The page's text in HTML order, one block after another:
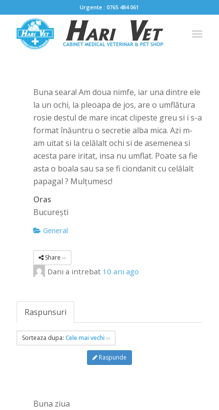
Urgente : 0765 484 061
Buna seara! Am doua nimfe, iar una dintre ele
la un ochi, la pleoapa de jos, are o umflătura
rosie destul de mare incat clipeste greu si i s-a
format înăuntru o secretie alba mica. Azi m-
am uitat si la celălalt ochi si de asemenea si
acesta pare iritat, insa nu umflat. Poate sa fie
asta o boala sau sa se fi ciondanit cu celălalt
papagal ? Mulțumesc!
Oras
București
General
Share
Dani a intrebat 10 ani ago
Raspunsuri
Sorteaza dupa: Cele mai vechi
Raspunde
Buna ziua